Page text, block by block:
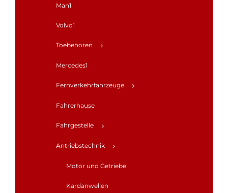
Man1
Volvo1
Toebehoren
Mercedes1
Fernverkehrfahrzeuge
Fahrerhause
Fahrgestelle
Antriebstechnik
Motor und Getriebe
Kardanwellen